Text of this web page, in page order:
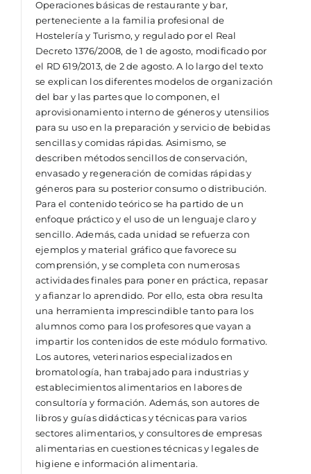
Operaciones básicas de restaurante y bar,
perteneciente a la familia profesional de
Hostelería y Turismo, y regulado por el Real
Decreto 1376/2008, de 1 de agosto, modificado por
el RD 619/2013, de 2 de agosto. A lo largo del texto
se explican los diferentes modelos de organización
del bar y las partes que lo componen, el
aprovisionamiento interno de géneros y utensilios
para su uso en la preparación y servicio de bebidas
sencillas y comidas rápidas. Asimismo, se
describen métodos sencillos de conservación,
envasado y regeneración de comidas rápidas y
géneros para su posterior consumo o distribución.
Para el contenido teórico se ha partido de un
enfoque práctico y el uso de un lenguaje claro y
sencillo. Además, cada unidad se refuerza con
ejemplos y material gráfico que favorece su
comprensión, y se completa con numerosas
actividades finales para poner en práctica, repasar
y afianzar lo aprendido. Por ello, esta obra resulta
una herramienta imprescindible tanto para los
alumnos como para los profesores que vayan a
impartir los contenidos de este módulo formativo.
Los autores, veterinarios especializados en
bromatología, han trabajado para industrias y
establecimientos alimentarios en labores de
consultoría y formación. Además, son autores de
libros y guías didácticas y técnicas para varios
sectores alimentarios, y consultores de empresas
alimentarias en cuestiones técnicas y legales de
higiene e información alimentaria.